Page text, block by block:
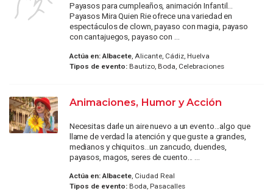
Payasos para cumpleaños, animación Infantil...
Payasos Mira Quien Rie ofrece una variedad en
espectáculos de clown, payaso con magia, payaso
con cantajuegos, payaso con ...
Actúa en: Albacete, Alicante, Cádiz, Huelva
Tipos de evento:Bautizo, Boda, Celebraciones
Animaciones, Humor y Acción
Necesitas darle un aire nuevo a un evento...algo que
llame de verdad la atención y que guste a grandes,
medianos y chiquitos...un zancudo, duendes,
payasos, magos, seres de cuento... ...
Actúa en: Albacete, Ciudad Real
Tipos de evento:Boda, Pasacalles